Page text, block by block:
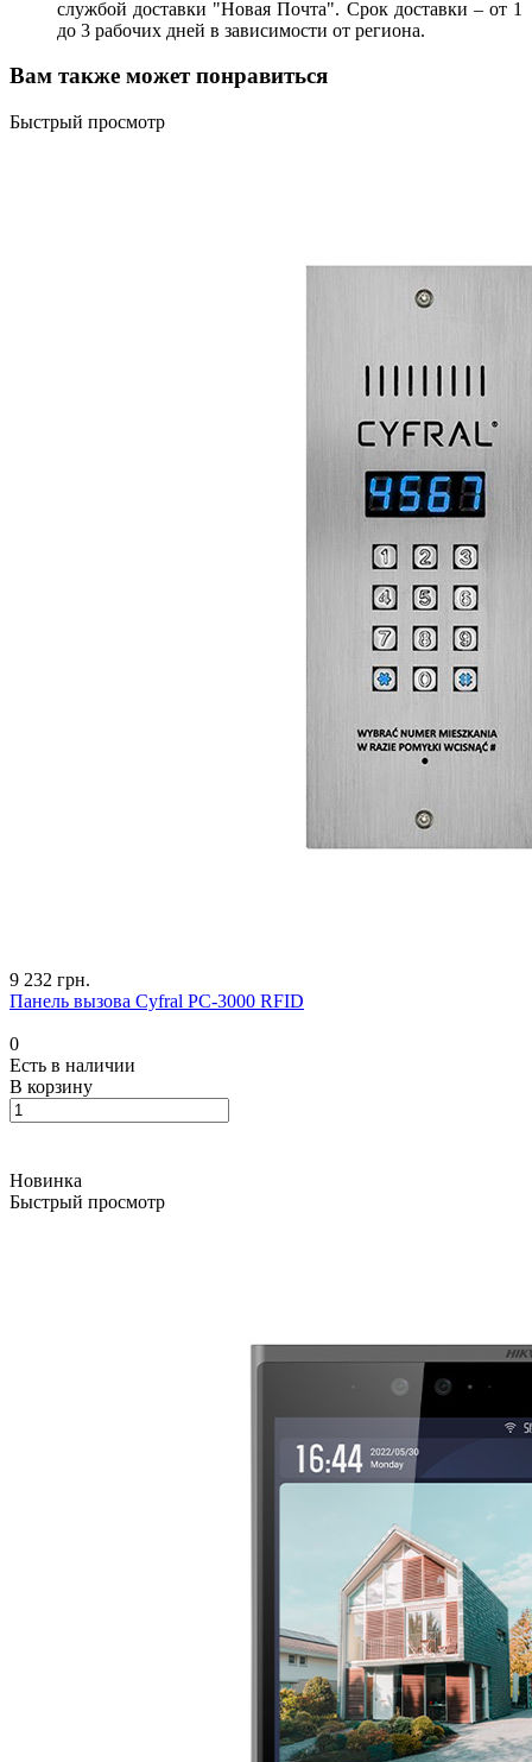
службой доставки "Новая Почта". Срок доставки – от 1
до 3 рабочих дней в зависимости от региона.
Вам также может понравиться
Быстрый просмотр
9 232 грн.
Панель вызова Cyfral PC-3000 RFID
0
Есть в наличии
В корзину
Новинка
Быстрый просмотр